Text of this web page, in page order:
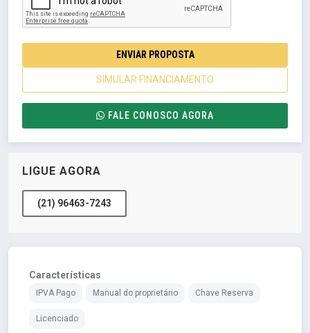
ENVIAR PROPOSTA
SIMULAR FINANCIAMENTO
FALE CONOSCO AGORA
LIGUE AGORA
(21) 96463-7243
Características
IPVA Pago Manual do proprietário Chave Reserva
Licenciado